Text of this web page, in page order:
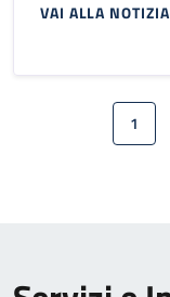
VAI ALLA NOTIZIA
Paginazione
1